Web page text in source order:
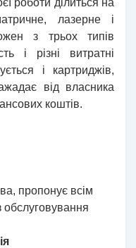
роботи ділиться на
лазерне і
з трьох типів
і різні витратні
і картриджів,
від власника
коштів.
пропонує всім
обслуговування